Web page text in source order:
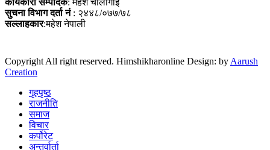
कार्यकारी सम्पादक: महेश चौलागाँई
सुचना विभाग दर्ता नं: २४४८/०७७/७८
सल्लाहकार:महेश नेपाली
Copyright All right reserved. Himshikharonline Design: byAarush
Creation
गृहपृष्ठ
राजनीति
समाज
विचार
कर्पोरेट
अन्तर्वार्ता